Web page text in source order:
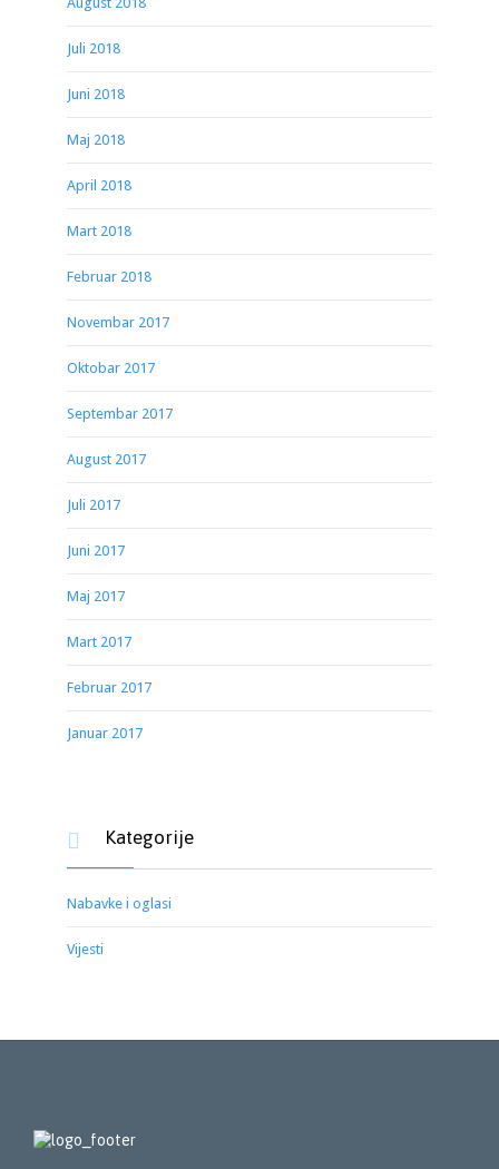
Juli 2018
Juni 2018
Maj 2018
April 2018
Mart 2018
Februar 2018
Novembar 2017
Oktobar 2017
Septembar 2017
August 2017
Juli 2017
Juni 2017
Maj 2017
Mart 2017
Februar 2017
Januar 2017
 Kategorije
Nabavke i oglasi
Vijesti